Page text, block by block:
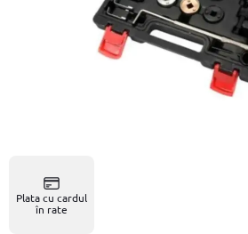
Plata cu cardul
în rate